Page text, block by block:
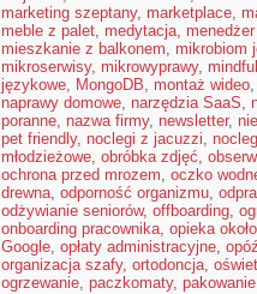
marketing szeptany, marketplace,
meble z palet, medytacja, menedżer
mieszkanie z balkonem, mikrobiom
mikroserwisy, mikrowyprawy,
językowe, MongoDB, montaż wideo,
naprawy domowe, narzędzia SaaS,
poranne, nazwa firmy, newsletter,
pet friendly, noclegi z jacuzzi,
młodzieżowe, obróbka zdjęć,
ochrona przed mrozem, oczko
drewna, odporność organizmu,
odżywianie seniorów, offboarding,
onboarding pracownika, opieka
Google, opłaty administracyjne,
organizacja szafy, ortodoncja,
ogrzewanie, paczkomaty,